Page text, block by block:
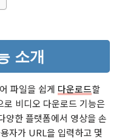
소개
파일을 쉽게 다운로드할
비디오 다운로드 기능은
한 플랫폼에서 영상을 손
자가 URL을 입력하고 몇